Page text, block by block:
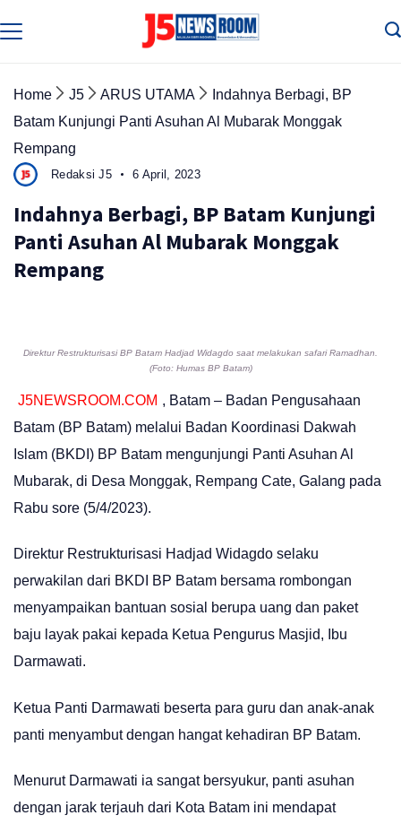
to
Home J5 ARUS UTAMA
Indahnya Berbagi, BP
Batam Kunjungi Panti Asuhan Al Mubarak Monggak
Rempang
Redaksi J5 6 April, 2023
Indahnya Berbagi, BP Batam Kunjungi
Panti Asuhan Al Mubarak Monggak
Rempang
Direktur Restrukturisasi BP Batam Hadjad Widagdo saat melakukan safari Ramadhan.
(Foto: Humas BP Batam)
J5NEWSROOM.COM , Batam – Badan Pengusahaan
Batam (BP Batam) melalui Badan Koordinasi Dakwah
Islam (BKDI) BP Batam mengunjungi Panti Asuhan Al
Mubarak, di Desa Monggak, Rempang Cate, Galang pada
Rabu sore (5/4/2023).
Direktur Restrukturisasi Hadjad Widagdo selaku
perwakilan dari BKDI BP Batam bersama rombongan
menyampaikan bantuan sosial berupa uang dan paket
baju layak pakai kepada Ketua Pengurus Masjid, Ibu
Darmawati.
Ketua Panti Darmawati beserta para guru dan anak-anak
panti menyambut dengan hangat kehadiran BP Batam.
Menurut Darmawati ia sangat bersyukur, panti asuhan
dengan jarak terjauh dari Kota Batam ini mendapat